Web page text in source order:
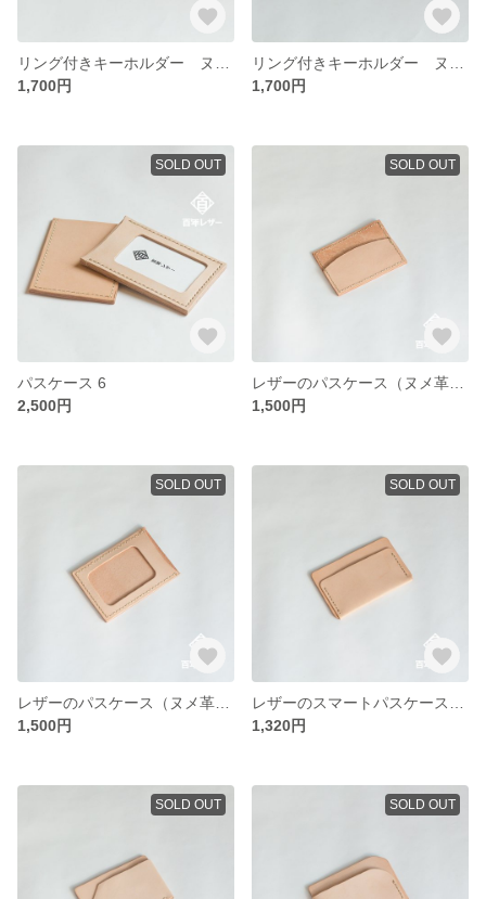
1,700円
1,700円
SOLD OUT
パスケース 6
2,500円
SOLD OUT
1,500円
SOLD OUT
1,500円
SOLD OUT
1,320円
SOLD OUT SOLD OUT